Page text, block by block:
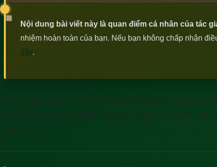
Nội dung bài viết này là quan điểm cá nhân của tác
nhiệm hoàn toàn của bạn. Nếu bạn không chấp nhận
đây.
Đầu tư bất động sản là một trong những lĩnh vực đầu tư
đầu tư bất động sản đã bị lừa đảo trắng trợn số tiền mà
nên biết.